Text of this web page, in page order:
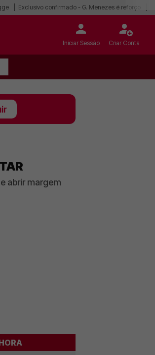
Exclusivo confirmado - G. Menezes é reforço
Iniciar Sessão Criar Conta
abrir margem